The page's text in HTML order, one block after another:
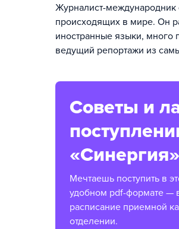
Журналист-
происходящих в мире. Он
иностранные языки, много
ведущий репортажи из
Советы и
«Синергия»
Мечтаешь поступить в
удобном pdf-формате —
расписание приемной
отделении.